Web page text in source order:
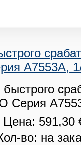
A7553A,
Цена: 591,30
во: на